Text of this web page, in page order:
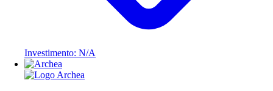
Investimento: N/A